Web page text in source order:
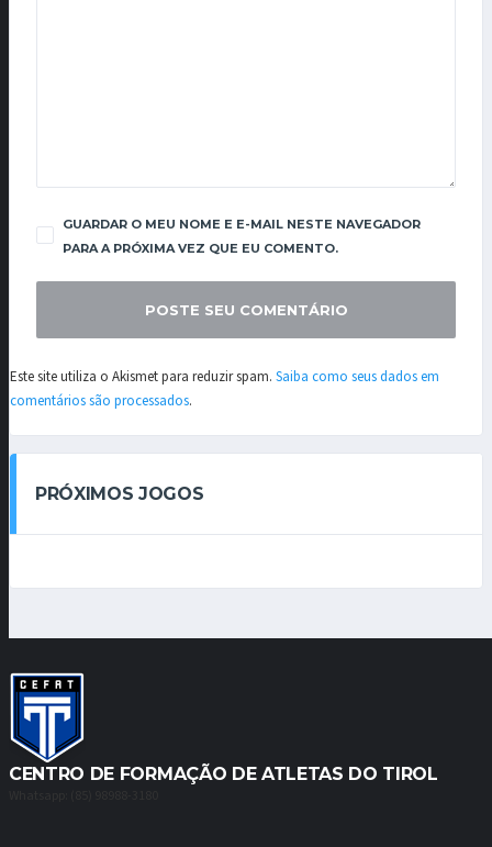
GUARDAR O MEU NOME E E-MAIL NESTE NAVEGADOR
PARA A PRÓXIMA VEZ QUE EU COMENTO.
Este site utiliza o Akismet para reduzir spam. Saiba como seus dados em
comentários são processados.
PRÓXIMOS JOGOS
CENTRO DE FORMAÇÃO DE ATLETAS DO TIROL